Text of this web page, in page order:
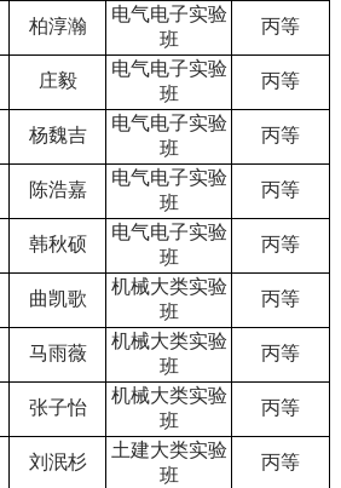
柏淳瀚
电气电子实验
班
丙等
庄毅
电气电子实验
班
丙等
杨魏吉
电气电子实验
班
丙等
陈浩嘉
电气电子实验
班
丙等
韩秋硕
电气电子实验
班
丙等
曲凯歌
机械大类实验
班
丙等
马雨薇
机械大类实验
班
丙等
张子怡
机械大类实验
班
丙等
刘泯杉
土建大类实验
班
丙等